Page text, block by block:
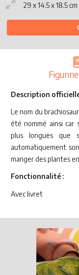
29 x 14.5 x 18.5 cm
Description
Le nom du
été nommé ainsi
plus longues que
automatiquement
manger des plantes
Fonctionnalité :
Avec livret